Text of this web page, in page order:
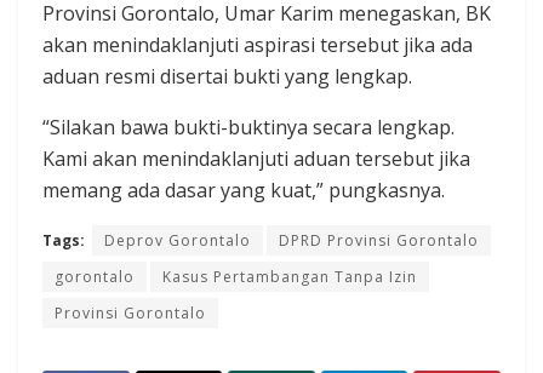
Provinsi Gorontalo, Umar Karim menegaskan, BK
akan menindaklanjuti aspirasi tersebut jika ada
aduan resmi disertai bukti yang lengkap.
“Silakan bawa bukti-buktinya secara lengkap.
Kami akan menindaklanjuti aduan tersebut jika
memang ada dasar yang kuat,” pungkasnya.
Tags: Deprov Gorontalo
DPRD Provinsi Gorontalo
gorontalo
Kasus Pertambangan Tanpa Izin
Provinsi Gorontalo